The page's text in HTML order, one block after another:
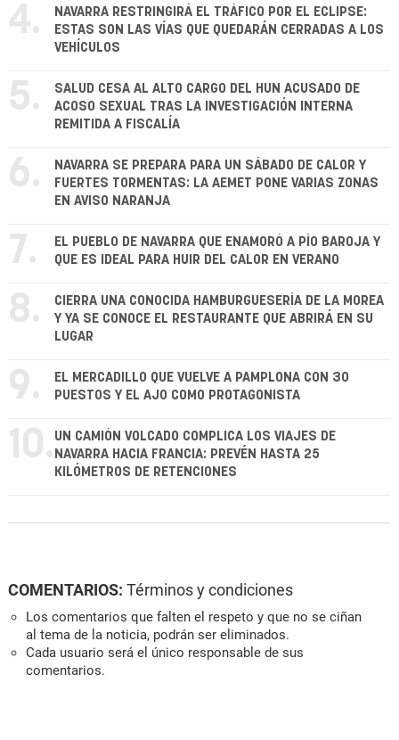
4.
NAVARRA RESTRINGIRÁ EL TRÁFICO POR EL ECLIPSE:
ESTAS SON LAS VÍAS QUE QUEDARÁN CERRADAS A LOS
VEHÍCULOS
5.
SALUD CESA AL ALTO CARGO DEL HUN ACUSADO DE
ACOSO SEXUAL TRAS LA INVESTIGACIÓN INTERNA
REMITIDA A FISCALÍA
6.
NAVARRA SE PREPARA PARA UN SÁBADO DE CALOR Y
FUERTES TORMENTAS: LA AEMET PONE VARIAS ZONAS
EN AVISO NARANJA
7.
EL PUEBLO DE NAVARRA QUE ENAMORÓ A PÍO BAROJA Y
QUE ES IDEAL PARA HUIR DEL CALOR EN VERANO
8.
CIERRA UNA CONOCIDA HAMBURGUESERÍA DE LA MOREA
Y YA SE CONOCE EL RESTAURANTE QUE ABRIRÁ EN SU
LUGAR
9.
EL MERCADILLO QUE VUELVE A PAMPLONA CON 30
PUESTOS Y EL AJO COMO PROTAGONISTA
10. UN CAMIÓN VOLCADO COMPLICA LOS VIAJES DE
NAVARRA HACIA FRANCIA: PREVÉN HASTA 25
KILÓMETROS DE RETENCIONES
COMENTARIOS: Términos y condiciones
Los comentarios que falten el respeto y que no se ciñan
al tema de la noticia, podrán ser eliminados.
Cada usuario será el único responsable de sus
comentarios.